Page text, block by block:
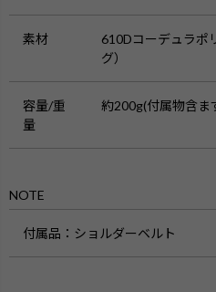
素材
610Dコーデュラポ
グ）
容量/重
量
約200g(付属物含ま
NOTE
付属品：ショルダーベルト